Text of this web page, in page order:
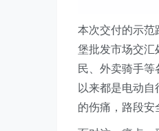
本次交付的示范
堡批发市场交汇
民
外卖骑手等
以来都是电动
的伤痛，路段安